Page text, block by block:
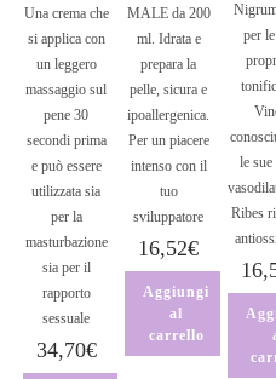
Una crema che
si applica con
un leggero
massaggio sul
pene 30
secondi prima
e può essere
utilizzata sia
per la
masturbazione
sia per il
rapporto
sessuale
34,70€
MALE da 200
ml. Idrata e
prepara la
pelle, sicura e
ipoallergenica.
Per un piacere
intenso con il
tuo
sviluppatore
16,52€
Aggiungi
al
carrello
per
le
Ribes